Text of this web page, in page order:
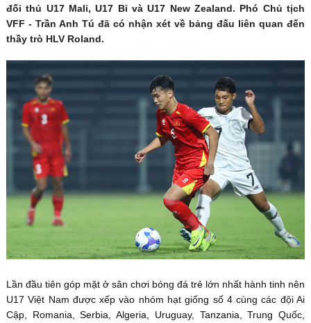
đối thủ U17 Mali, U17 Bỉ và U17 New Zealand. Phó Chủ tịch
VFF - Trần Anh Tú đã có nhận xét về bảng đấu liên quan đến
thầy trò HLV Roland.
Lần đầu tiên góp mặt ở sân chơi bóng đá trẻ lớn nhất hành tinh nên
U17 Việt Nam được xếp vào nhóm hạt giống số 4 cùng các đội Ai
Cập, Romania, Serbia, Algeria, Uruguay, Tanzania, Trung Quốc,